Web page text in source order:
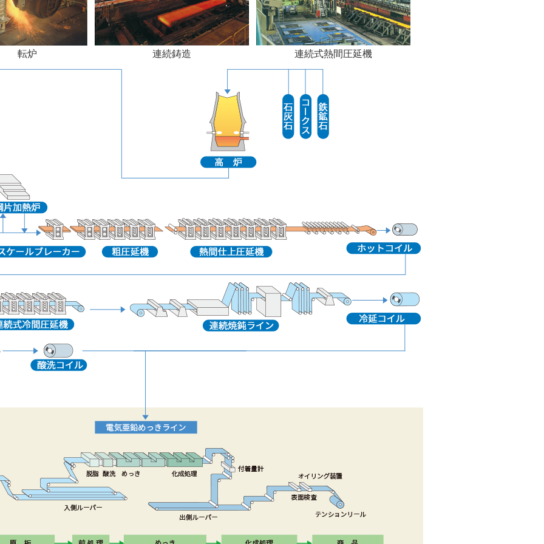
転炉 連続鋳造 連続式熱間圧延機